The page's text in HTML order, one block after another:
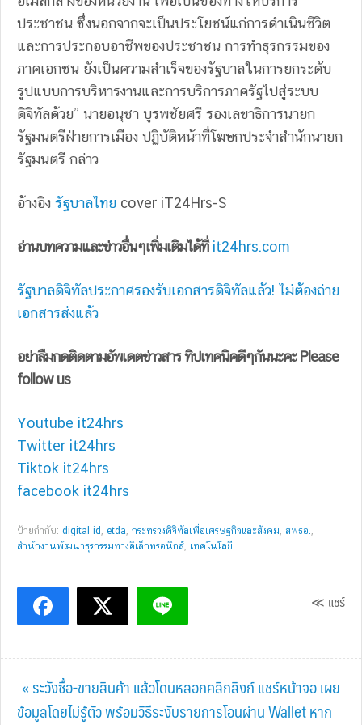
ประชาชน ซึ่งนอกจากจะเป็นประโยชน์แก่การดำเนินชีวิต
และการประกอบอาชีพของประชาชน การทำธุรกรรมของ
ภาคเอกชน ยังเป็นความสำเร็จของรัฐบาลในการยกระดับ
รูปแบบการบริหารงานและการบริการภาครัฐไปสู่ระบบ
ดิจิทัลด้วย” นายอนุชา บูรพชัยศรี รองเลขาธิการนายก
รัฐมนตรีฝ่ายการเมือง ปฏิบัติหน้าที่โฆษกประจำสำนักนายก
รัฐมนตรี กล่าว
อ้างอิง รัฐบาลไทย cover iT24Hrs-S
อ่านบทความและข่าวอื่นๆเพิ่มเติมได้ที่ it24hrs.com
รัฐบาลดิจิทัลประกาศรองรับเอกสารดิจิทัลแล้ว! ไม่ต้องถ่าย
เอกสารส่งแล้ว
อย่าลืมกดติดตามอัพเดตข่าวสาร ทิปเทคนิคดีๆกันนะคะ Please
follow us
Youtube it24hrs
Twitter it24hrs
Tiktok it24hrs
facebook it24hrs
ป้ายกำกับ: digital id etda กระทรวงดิจิทัลเพื่อเศรษฐกิจและสังคม สพธอ.
สำนักงานพัฒนาธุรกรรมทางอิเล็กทรอนิกส์ เทคโนโลยี
≪ แชร์
Previous
Post:
« ระวังซื้อ-ขายสินค้า แล้วโดนหลอกคลิกลิงก์ แชร์หน้าจอ เผย
ข้อมูลโดยไม่รู้ตัว พร้อมวิธีระงับรายการโอนผ่าน Wallet หาก